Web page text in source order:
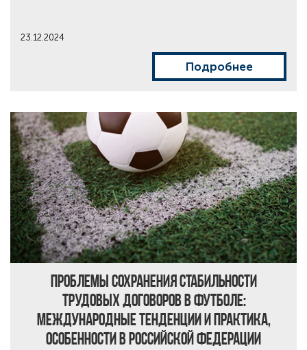
23.12.2024
Подробнее
Проблемы сохранения стабильности
трудовых договоров в футболе:
международные тенденции и практика,
особенности в Российской Федерации